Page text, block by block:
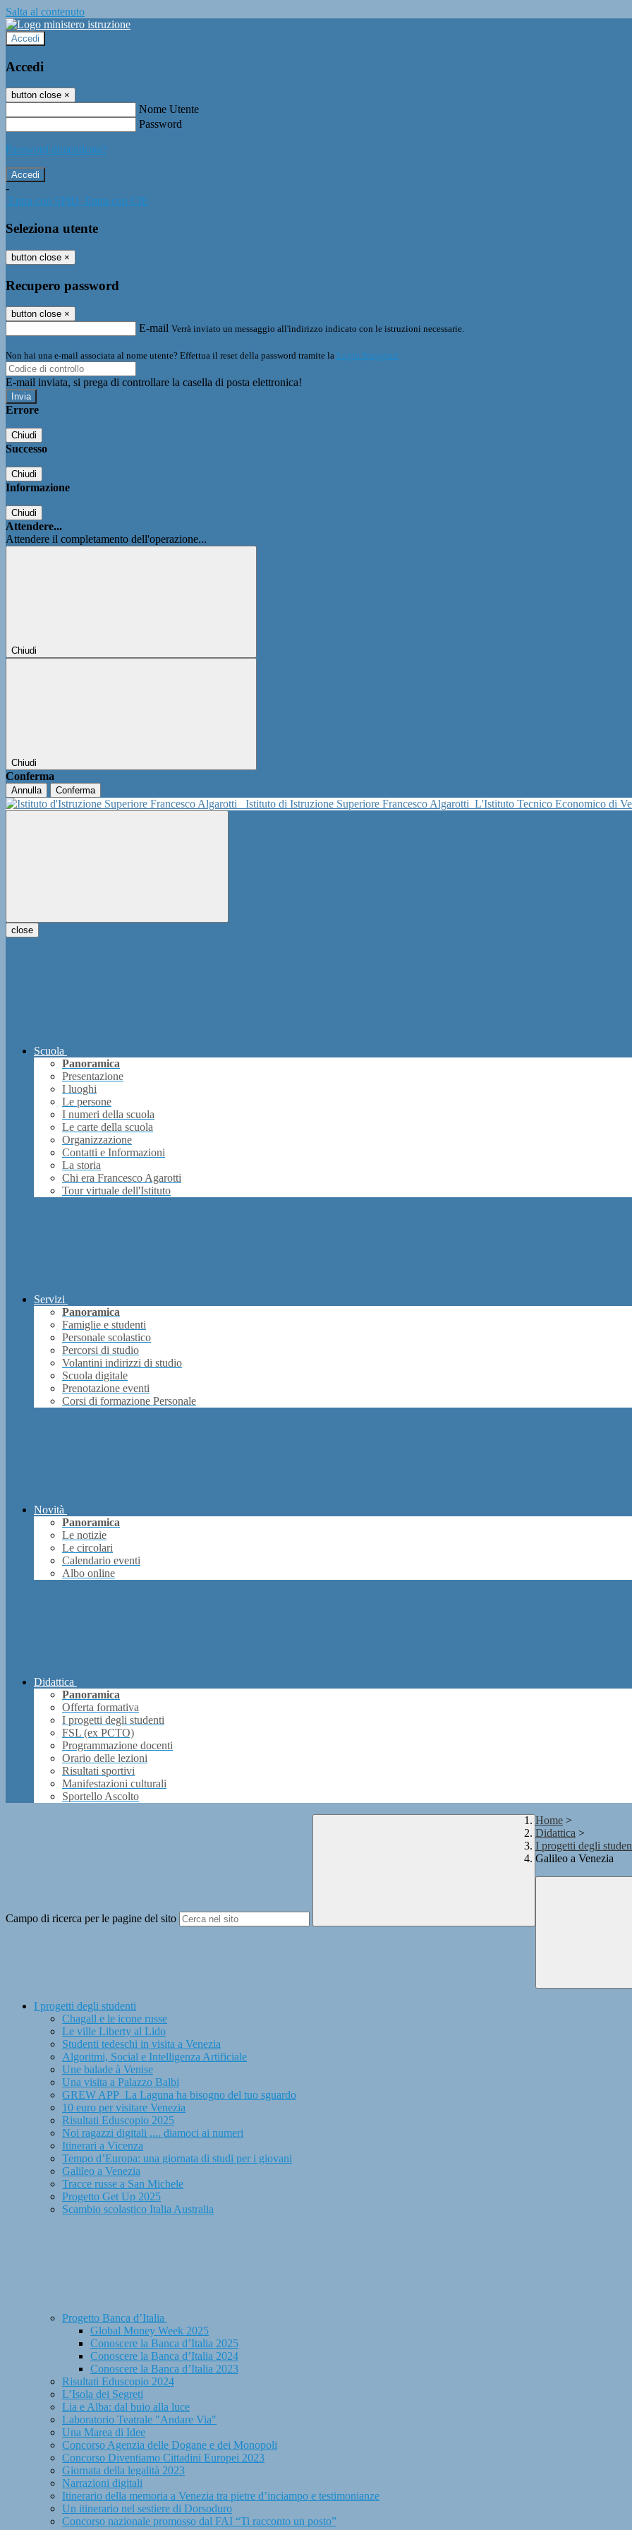
Salta al contenuto
Accedi
Accedi
button close ×
Nome Utente
Password
Password dimenticata?
-
Entra con SPID Entra con CIE
Seleziona utente
button close ×
Recupero password
button close ×
E-mail Verrà inviato un messaggio all'indirizzo indicato con le istruzioni necessarie.
Non hai una e-mail associata al nome utente? Effettua il reset della password tramite la Login Spaggiari
E-mail inviata, si prega di controllare la casella di posta elettronica!
Errore
Chiudi
Successo
Chiudi
Informazione
Chiudi
Attendere...
Attendere il completamento dell'operazione...
Chiudi
Chiudi
Conferma
Annulla Conferma
Istituto di Istruzione Superiore Francesco Algarotti L'Istituto Tecnico Economico di
close
Scuola
Panoramica
Presentazione
I luoghi
Le persone
I numeri della scuola
Le carte della scuola
Organizzazione
Contatti e Informazioni
La storia
Chi era Francesco Agarotti
Tour virtuale dell'Istituto
Servizi
Panoramica
Famiglie e studenti
Personale scolastico
Percorsi di studio
Volantini indirizzi di studio
Scuola digitale
Prenotazione eventi
Corsi di formazione Personale
Novità
Panoramica
Le notizie
Le circolari
Calendario eventi
Albo online
Didattica
Panoramica
Offerta formativa
I progetti degli studenti
FSL (ex PCTO)
Programmazione docenti
Orario delle lezioni
Risultati sportivi
Manifestazioni culturali
Sportello Ascolto
Campo di ricerca per le pagine del sito
Home >
Didattica >
I progetti degli
Galileo a Venezia
I progetti degli studenti
Chagall e le icone russe
Le ville Liberty al Lido
Studenti tedeschi in visita a Venezia
Algoritmi, Social e Intelligenza Artificiale
Une balade à Venise
Una visita a Palazzo Balbi
GREW APP_La Laguna ha bisogno del tuo sguardo
10 euro per visitare Venezia
Risultati Eduscopio 2025
Noi ragazzi digitali .... diamoci ai numeri
Itinerari a Vicenza
Tempo d’Europa: una giornata di studi per i giovani
Galileo a Venezia
Tracce russe a San Michele
Progetto Get Up 2025
Scambio scolastico Italia Australia
Progetto Banca d’Italia
Global Money Week 2025
Conoscere la Banca d’Italia 2025
Conoscere la Banca d’Italia 2024
Conoscere la Banca d’Italia 2023
Risultati Eduscopio 2024
L’Isola dei Segreti
Lia e Alba: dal buio alla luce
Laboratorio Teatrale "Andare Via"
Una Marea di Idee
Concorso Agenzia delle Dogane e dei Monopoli
Concorso Diventiamo Cittadini Europei 2023
Giornata della legalità 2023
Narrazioni digitali
Itinerario della memoria a Venezia tra pietre d’inciampo e testimonianze
Un itinerario nel sestiere di Dorsoduro
Concorso nazionale promosso dal FAI “Ti racconto un posto”